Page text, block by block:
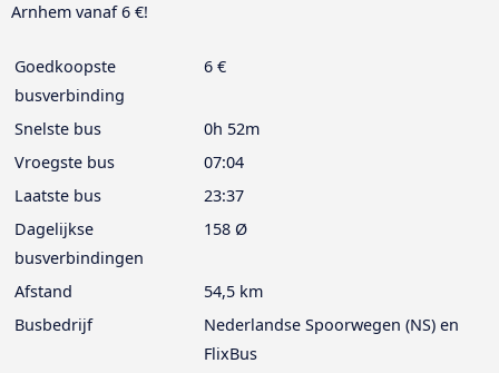
Arnhem vanaf 6 €!
Goedkoopste
busverbinding
6 €
Snelste bus
0h 52m
Vroegste bus
07:04
Laatste bus
23:37
Dagelijkse
busverbindingen
158 Ø
Afstand
54,5 km
Busbedrijf
Nederlandse Spoorwegen (NS) en
FlixBus